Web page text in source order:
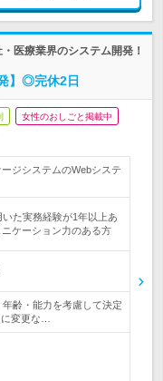
医療業界のシステム開発！
】◎完休2日
女性のおしごと掲載中
ジシステムのWebシステ
た実務経験が1年以上あ
ケーション力のある方
齢・能力を考慮して決定
変更な…